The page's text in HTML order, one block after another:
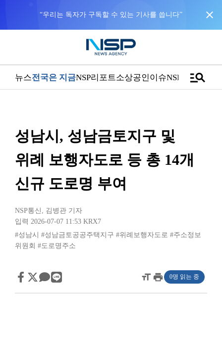
“우리는 독자가 구독할 수 있는 기사를 씁니다” close
뉴스전국은 지금NSP리포트소상공인이슈NSPTVmanage_search
성남시, 성남금토지구 및
위례 보행자도로 등 총 14개
신규 도로명 부여
NSP통신 , 김병관 기자
입력 2026-07-07 11:53 KRX7
#성남시
#성남금토공공주택지구 #위례보행자도로 #주소정보
위원회 #도로명주소
format_sizeprint 0명 읽는 중